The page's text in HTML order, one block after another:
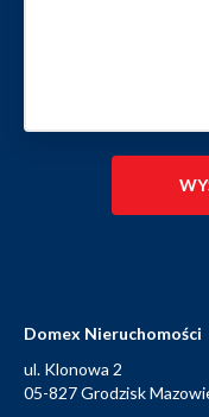
Domex Nieruchomości
ul. Klonowa 2
05-827 Grodzisk